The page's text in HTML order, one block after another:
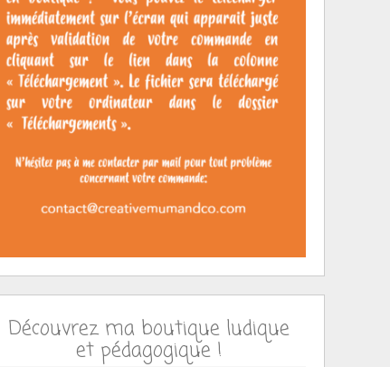
Découvrez ma boutique ludique
et pédagogique !